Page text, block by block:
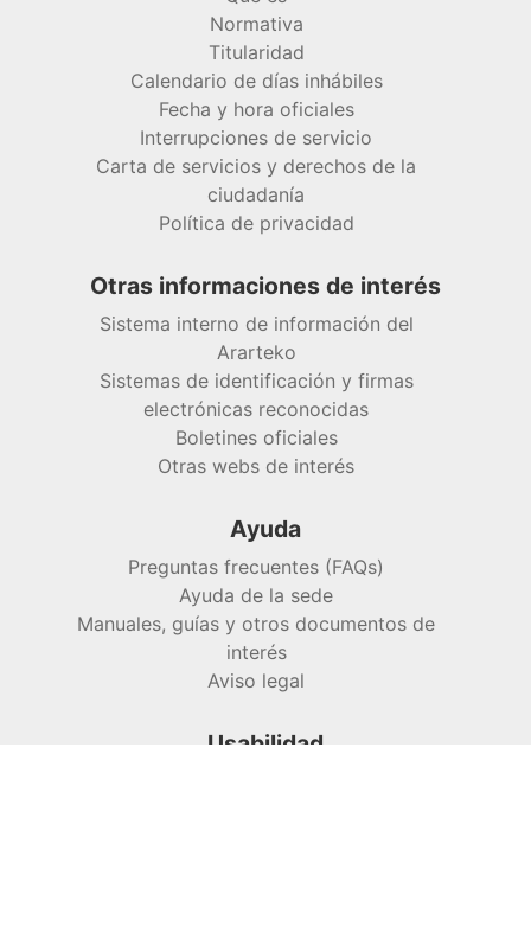
Normativa
Titularidad
Calendario de días inhábiles
Fecha y hora oficiales
Interrupciones de servicio
Carta de servicios y derechos de la
ciudadanía
Política de privacidad
Otras informaciones de interés
Sistema interno de información del
Ararteko
Sistemas de identificación y firmas
electrónicas reconocidas
Boletines oficiales
Otras webs de interés
Ayuda
Preguntas frecuentes (FAQs)
Ayuda de la sede
Manuales, guías y otros documentos de
interés
Aviso legal
Usabilidad